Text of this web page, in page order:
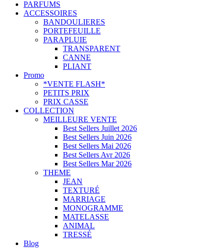
PARFUMS
ACCESSOIRES
BANDOULIERES
PORTEFEUILLE
PARAPLUIE
TRANSPARENT
CANNE
PLIANT
Promo
*VENTE FLASH*
PETITS PRIX
PRIX CASSE
COLLECTION
MEILLEURE VENTE
Best Sellers Juillet 2026
Best Sellers Juin 2026
Best Sellers Mai 2026
Best Sellers Avr 2026
Best Sellers Mar 2026
THEME
JEAN
TEXTURÉ
MARRIAGE
MONOGRAMME
MATELASSE
ANIMAL
TRESSÉ
Blog